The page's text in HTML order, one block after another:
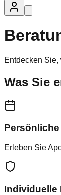
Entdecken
Was Sie
Persönliche
Erleben Sie
Individuelle